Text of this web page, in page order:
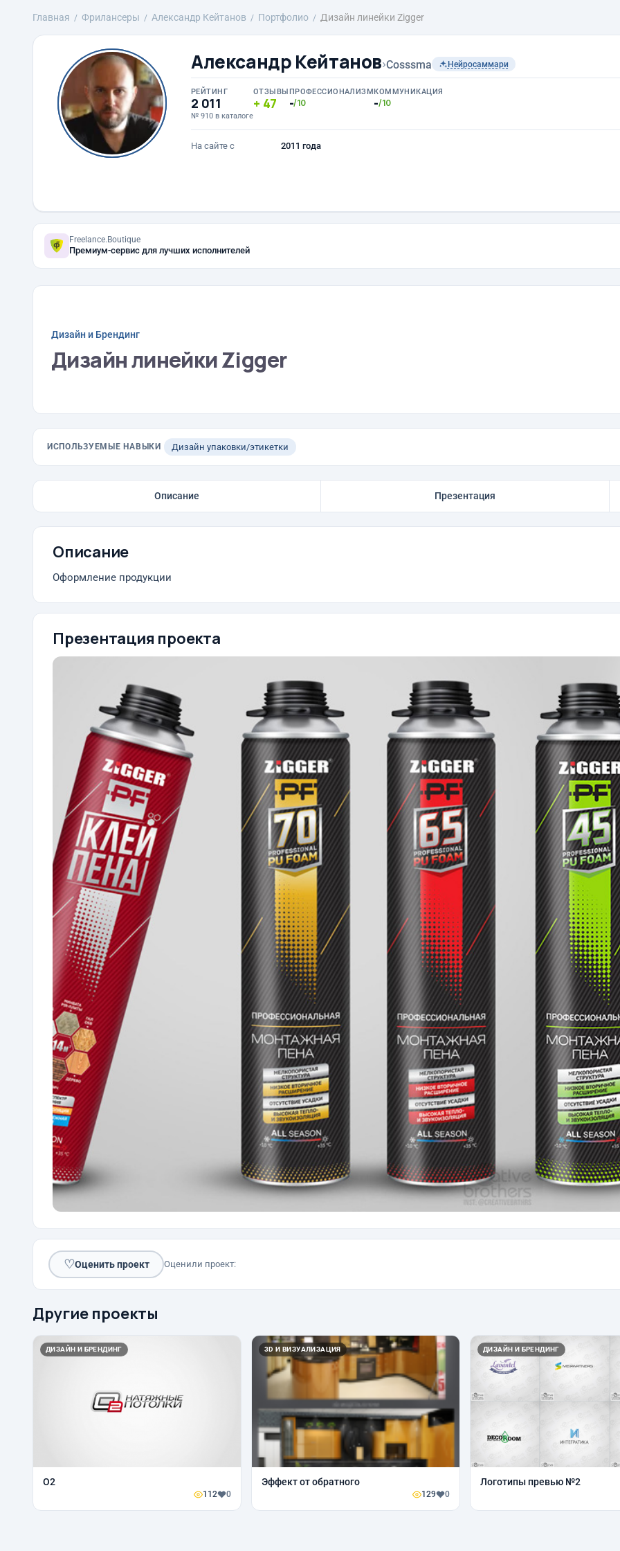
Главная Фрилансеры Александр Кейтанов Портфолио Дизайн линейки Zigger
Александр Кейтанов›Cosssma Нейросаммари
РЕЙТИНГ
2 011
№ 910 в каталоге
ОТЗЫВЫ
47
ПРОФЕССИОНАЛИЗМ
-/10
КОММУНИКАЦИЯ
-/10
На сайте с 2011 года
Freelance.Boutique
Премиум-сервис для лучших исполнителей
Дизайн и Брендинг
Дизайн линейки Zigger
ИСПОЛЬЗУЕМЫЕ НАВЫКИ Дизайн упаковки/этикетки
Описание Презентация
Описание
Оформление продукции
Презентация проекта
♡Оценить проект Оценили проект:
Другие проекты
ДИЗАЙН И БРЕНДИНГ
О2
112 0
3D И ВИЗУАЛИЗАЦИЯ
Эффект от обратного
129 0
ДИЗАЙН И БРЕНДИНГ
Логотипы превью №2